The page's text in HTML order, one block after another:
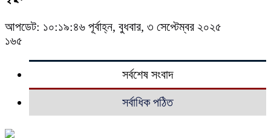
আপডেট: ১০:১৯:৪৬ পূর্বাহ্ন, বুধবার, ৩ সেপ্টেম্বর ২০২৫
১৬৫
সর্বশেষ সংবাদ
সর্বাধিক পঠিত